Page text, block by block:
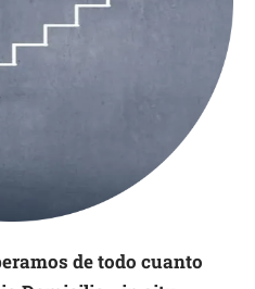
de todo cuanto